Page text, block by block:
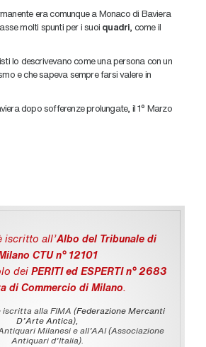
era comunque a Monaco di Baviera
molti spunti per i suoi quadri, come il
lo descrivevano come una persona con un
e che sapeva sempre farsi valere in
dopo sofferenze prolungate, il 1° Marzo
iscritto all'Albo del Tribunale di
CTU n° 12101
dei PERITI ed ESPERTI n° 2683
di Commercio di Milano.
alla FIMA (Federazione Mercanti
D'Arte Antica),
Milanesi e all’AAI (Associazione
Antiquari d’Italia).